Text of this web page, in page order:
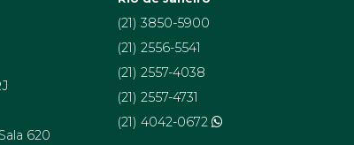
620
(21) 3850-5900
(21) 2556-5541
(21) 2557-4038
(21) 2557-4731
(21) 4042-0672